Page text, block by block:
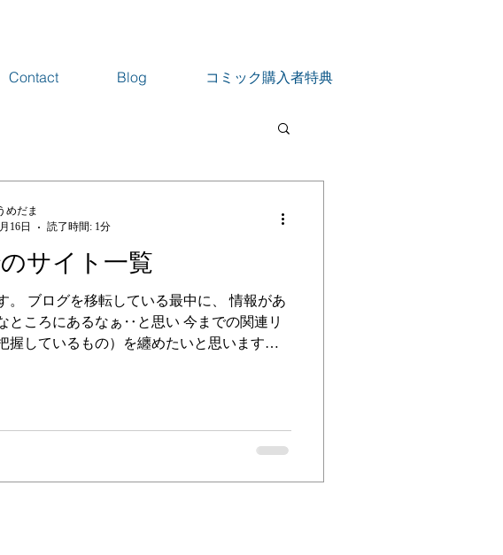
Contact Blog コミック購入者特典
サイト一覧
。 ブログを移転している最中に、 情報があ
ところにあるなぁ‥と思い 今までの関連リ
握しているもの）を纏めたいと思います。
めだま
16日
読了時間: 1分